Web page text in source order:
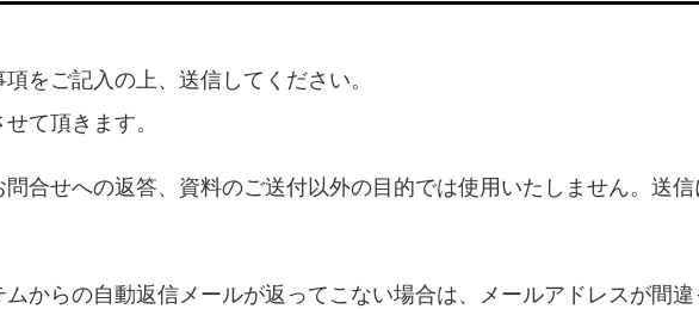
をご記入の上、送信してください。
て頂きます。
合せへの返答、資料のご送付以外の目的では使用いたしません。送
ムからの自動返信メールが返ってこない場合は、メールアドレスが間